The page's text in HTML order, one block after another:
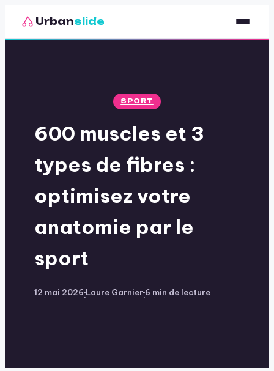
Urbanslide
Loisirs
SPORT
600 muscles et 3
types de fibres :
optimisez votre
anatomie par le
sport
12 mai 2026
·
Laure Garnier
·
6 min de lecture